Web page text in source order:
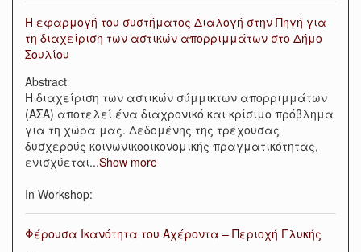
Η εφαρμογή του συστήματος Διαλογή στην Πηγή για
τη διαχείριση των αστικών απορριμμάτων στο Δήμο
Σουλίου
Abstract
H διαχείριση των αστικών σύμμικτων απορριμμάτων
(ΑΣΑ) αποτελεί ένα διαχρονικό και κρίσιμο πρόβλημα
για τη χώρα μας. Δεδομένης της τρέχουσας
δυσχερούς κοινωνικοοικονομικής πραγματικότητας,
ενισχύεται...Show more
In Workshop:
Φέρουσα Ικανότητα του Αχέροντα – Περιοχή Γλυκής